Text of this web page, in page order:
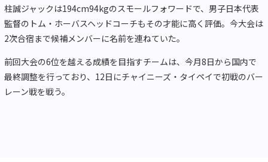
柱誠ジャックは194cm94kgのスモールフォワードで、男子日本代表
監督のトム・ホーバスヘッドコーチもその才能に高く評価。今大会は
2次合宿まで候補メンバーに名前を連ねていた。
前回大会の6位を越える成績を目指すチームは、今月8日から国内で
最終調整を行っており、12日にチャイニーズ・タイペイで初戦のバー
レーン戦を戦う。